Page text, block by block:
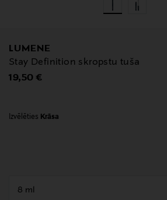
LUMENE
Stay Definition skropstu tuša
Original Price
19,50 €
Izvēlēties Krāsa